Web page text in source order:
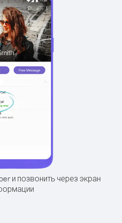
и позвонить через экран